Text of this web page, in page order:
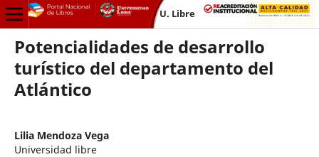
U. Libre
Potencialidades de desarrollo
turístico del departamento del
Atlántico
Lilia Mendoza Vega
Universidad libre